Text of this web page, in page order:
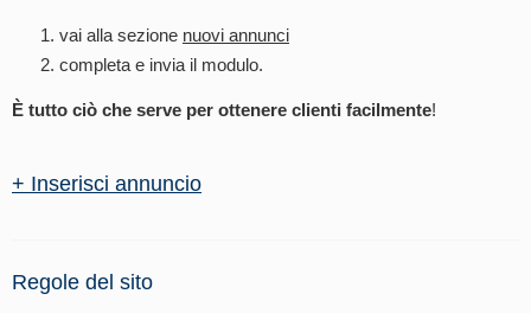
vai alla sezione nuovi annunci
completa e invia il modulo.
È tutto ciò che serve per ottenere clienti facilmente!
+ Inserisci annuncio
Regole del sito